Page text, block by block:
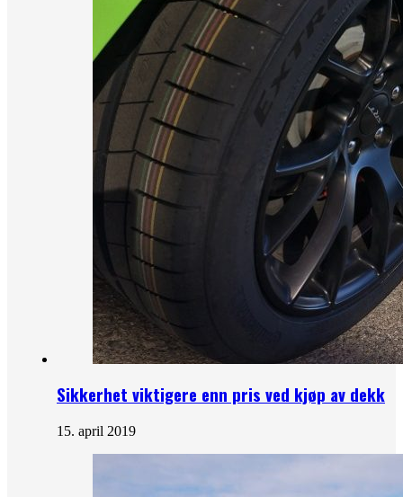
Sikkerhet viktigere enn pris ved kjøp av dekk
15. april 2019